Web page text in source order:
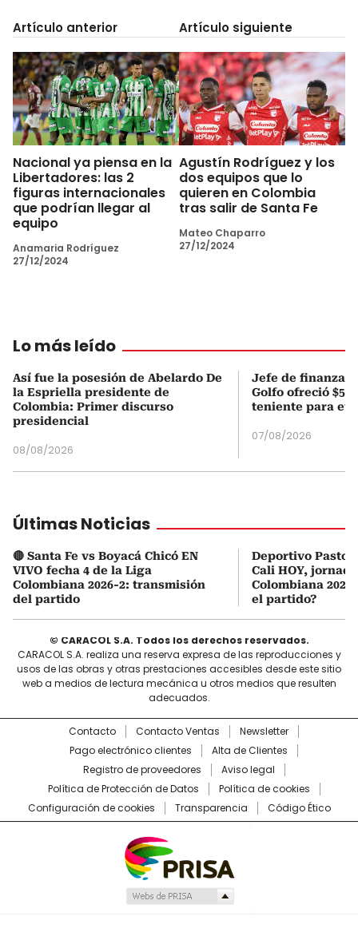
Artículo anterior
Nacional ya piensa en la
Libertadores: las 2
figuras internacionales
que podrían llegar al
equipo
Anamaria Rodríguez
27/12/2024
Artículo siguiente
Agustín Rodríguez y los
dos equipos que lo
quieren en Colombia
tras salir de Santa Fe
Mateo Chaparro
27/12/2024
Lo más leído
Así fue la posesión de Abelardo De
la Espriella presidente de
Colombia: Primer discurso
presidencial
08/08/2026
Jefe de finanzas
Golfo ofreció
teniente para
07/08/2026
Últimas Noticias
🔴 Santa Fe vs Boyacá Chicó EN
VIVO fecha 4 de la Liga
Colombiana 2026-2: transmisión
del partido
Deportivo Pasto
Cali HOY,
Colombiana
el partido?
© CARACOL S.A. Todos los derechos reservados.
CARACOL S.A. realiza una reserva expresa de las reproducciones y
usos de las obras y otras prestaciones accesibles desde este sitio
web a medios de lectura mecánica u otros medios que resulten
adecuados.
Contacto Contacto Ventas
Newsletter
Pago electrónico clientes
Alta de Clientes
Registro de proveedores
Aviso legal
Política de Protección de Datos
Política de cookies
Configuración de cookies
Transparencia Código Ético